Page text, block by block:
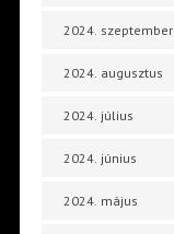
2024. szeptember
2024. augusztus
2024. július
2024. június
2024. május